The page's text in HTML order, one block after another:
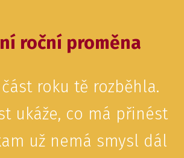
roční proměna
část roku tě rozběhla.
ukáže, co má přinést
už nemá smysl dál